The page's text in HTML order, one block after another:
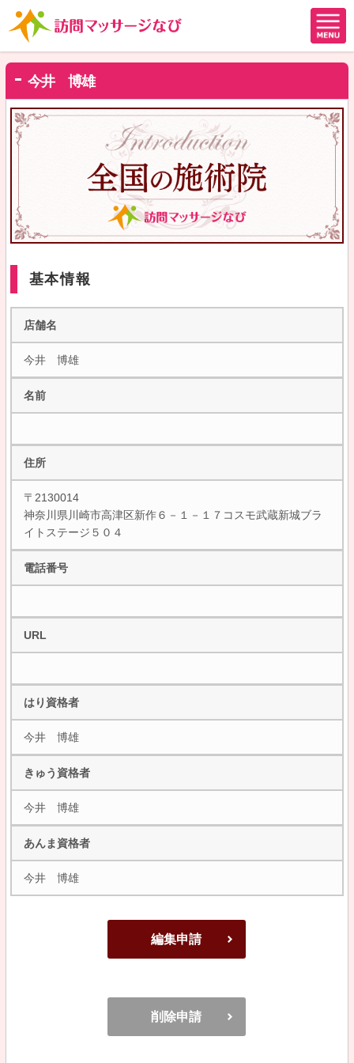
今井 博雄
基本情報
店舗名
今井 博雄
名前
住所
〒2130014
神奈川県川崎市高津区新作６－１－１７コスモ武蔵新城ブラ
イトステージ５０４
電話番号
URL
はり資格者
今井 博雄
きゅう資格者
今井 博雄
あんま資格者
今井 博雄
編集申請
削除申請